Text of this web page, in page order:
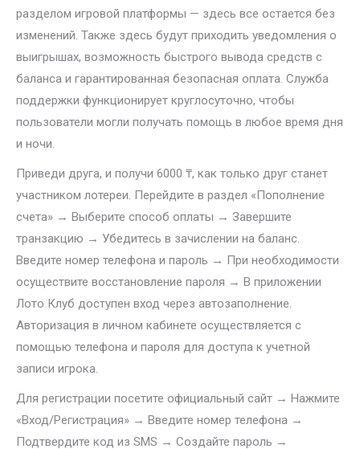
разделом игровой платформы — здесь все остается без
изменений. Также здесь будут приходить уведомления о
выигрышах, возможность быстрого вывода средств с
баланса и гарантированная безопасная оплата. Служба
поддержки функционирует круглосуточно, чтобы
пользователи могли получать помощь в любое время дня
и ночи.
Приведи друга, и получи 6000 ₸, как только друг станет
участником лотереи. Перейдите в раздел «Пополнение
счета» → Выберите способ оплаты → Завершите
транзакцию → Убедитесь в зачислении на баланс.
Введите номер телефона и пароль → При необходимости
осуществите восстановление пароля → В приложении
Лото Клуб доступен вход через автозаполнение.
Авторизация в личном кабинете осуществляется с
помощью телефона и пароля для доступа к учетной
записи игрока.
Для регистрации посетите официальный сайт → Нажмите
«Вход/Регистрация» → Введите номер телефона →
Подтвердите код из SMS → Создайте пароль →